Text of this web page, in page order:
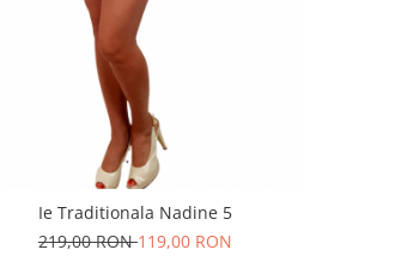
Ie Traditionala Nadine 5
219,00 RON119,00 RON